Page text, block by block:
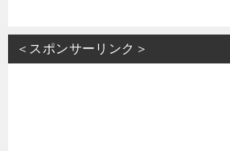
＜スポンサーリンク＞